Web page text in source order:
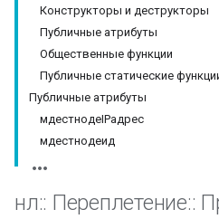
Конструкторы и деструкторы
Публичные атрибуты
Общественные функции
Публичные статические
Публичные атрибуты
мдестнодеIPадрес
мдестнодеид
нл:: Переплетение::